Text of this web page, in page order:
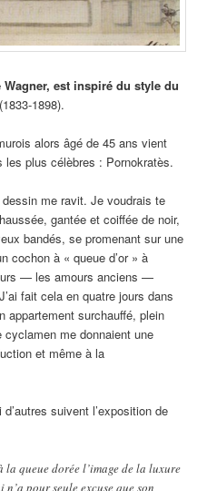
est inspiré du style du
(1833-1898).
alors âgé de 45 ans vient
les plus célèbres : Pornokratès.
me ravit. Je voudrais te
gantée et coiffée de noir,
bandés, se promenant sur une
cochon à « queue d’or » à
— les amours anciens —
fait cela en quatre jours dans
appartement surchauffé, plein
cyclamen me donnaient une
et même à la
suivent l’exposition de
queue dorée l’image de la luxure
pour seule excuse que son